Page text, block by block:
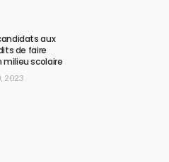
aux
de faire
scolaire
2023